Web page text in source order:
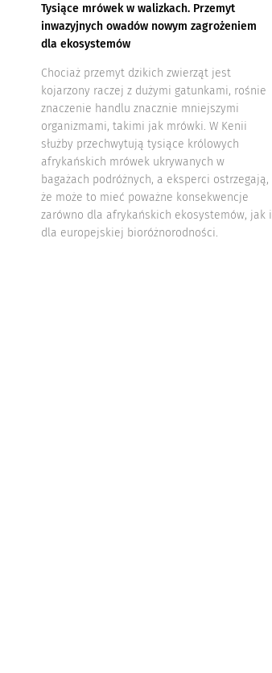
Tysiące mrówek w walizkach. Przemyt
inwazyjnych owadów nowym zagrożeniem
dla ekosystemów
Chociaż przemyt dzikich zwierząt jest
kojarzony raczej z dużymi gatunkami, rośnie
znaczenie handlu znacznie mniejszymi
organizmami, takimi jak mrówki. W Kenii
służby przechwytują tysiące królowych
afrykańskich mrówek ukrywanych w
bagażach podróżnych, a eksperci ostrzegają,
że może to mieć poważne konsekwencje
zarówno dla afrykańskich ekosystemów, jak i
dla europejskiej bioróżnorodności.